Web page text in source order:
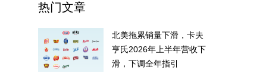
热门文章
北美拖累销量下滑，卡夫
亨氏2026年上半年营收下
滑，下调全年指引